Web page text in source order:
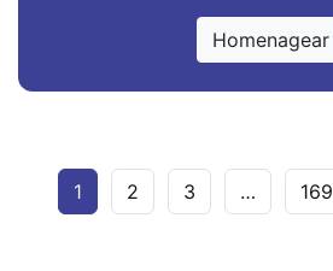
Homenagear
1 2 3 … 169